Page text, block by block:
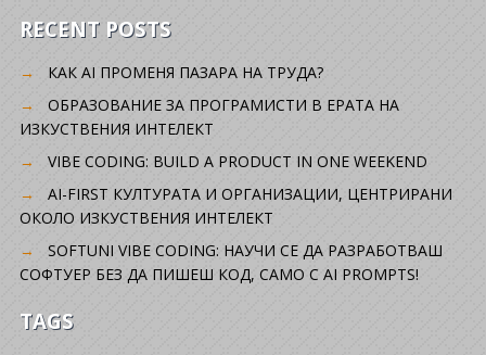
RECENT POSTS
КАК AI ПРОМЕНЯ ПАЗАРА НА ТРУДА?
ОБРАЗОВАНИЕ ЗА ПРОГРАМИСТИ В ЕРАТА НА
ИЗКУСТВЕНИЯ ИНТЕЛЕКТ
VIBE CODING: BUILD A PRODUCT IN ONE WEEKEND
AI-FIRST КУЛТУРАТА И ОРГАНИЗАЦИИ, ЦЕНТРИРАНИ
ОКОЛО ИЗКУСТВЕНИЯ ИНТЕЛЕКТ
SOFTUNI VIBE CODING: НАУЧИ СЕ ДА РАЗРАБОТВАШ
СОФТУЕР БЕЗ ДА ПИШЕШ КОД, САМО С AI PROMPTS!
TAGS